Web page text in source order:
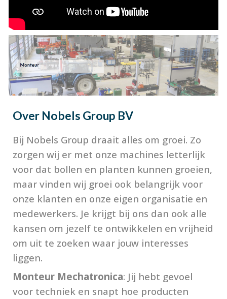
Over Nobels Group BV
Bij Nobels Group draait alles om groei. Zo
zorgen wij er met onze machines letterlijk
voor dat bollen en planten kunnen groeien,
maar vinden wij groei ook belangrijk voor
onze klanten en onze eigen organisatie en
medewerkers. Je krijgt bij ons dan ook alle
kansen om jezelf te ontwikkelen en vrijheid
om uit te zoeken waar jouw interesses
liggen.
Monteur Mechatronica: Jij hebt gevoel
voor techniek en snapt hoe producten